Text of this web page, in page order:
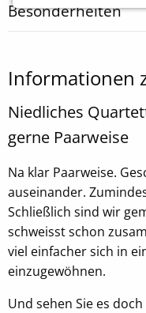
Besonderheiten
Informationen
Niedliches
gerne Paarweise
Na klar Paarweise.
auseinander.
Schließlich sind wir
schweisst schon
viel einfacher sich in
einzugewöhnen.
Und sehen Sie es
Diese Cookies
Einverständnis
Name:
cookie_consent
Tierheim
Zweck:
Speichern von
Cookie Laufzeit:
1 Jahr